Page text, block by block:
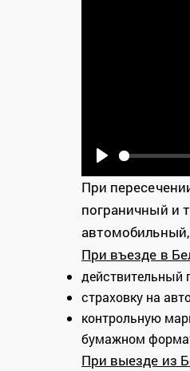
Play
При
пограничный и
При въезде в
действительный
страховку на
контрольную
бумажном
При выезде из